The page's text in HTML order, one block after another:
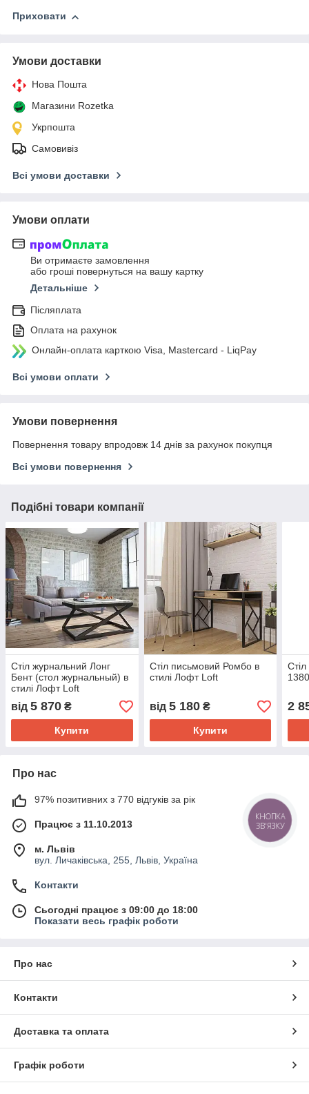
Приховати
Умови доставки
Нова Пошта
Магазини Rozetka
Укрпошта
Самовивіз
Всі умови доставки
Умови оплати
Ви отримаєте замовлення
або гроші повернуться на вашу картку
Детальніше
Післяплата
Оплата на рахунок
Онлайн-оплата карткою Visa, Mastercard - LiqPay
Всі умови оплати
Умови повернення
Повернення товару впродовж 14 днів за рахунок покупця
Всі умови повернення
Подібні товари компанії
Стіл журнальний Лонг
Бент (стол журнальный) в
стилі Лофт Loft
від 5 870 ₴
Купити
Стіл письмовий Ромбо в
стилі Лофт Loft
від 5 180₴
Купити
2
Про нас
97% позитивних з 770 відгуків за рік
Працює з 11.10.2013
м. Львів
вул. Личаківська, 255, Львів, Україна
Контакти
Сьогодні працює з 09:00 до 18:00
Показати весь графік роботи
Про нас
Контакти
Доставка та оплата
Графік роботи
КНОПКА
ЗВ'ЯЗКУ